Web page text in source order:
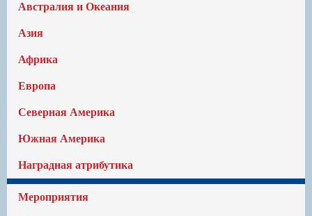
Австралия и Океания
Азия
Африка
Европа
Северная Америка
Южная Америка
Наградная атрибутика
Мероприятия